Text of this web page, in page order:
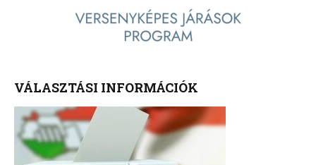
VÁLASZTÁSI INFORMÁCIÓK